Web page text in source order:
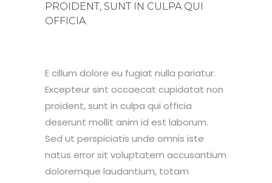
PROIDENT, SUNT IN CULPA QUI
OFFICIA.
E cillum dolore eu fugiat nulla pariatur.
Excepteur sint occaecat cupidatat non
proident, sunt in culpa qui officia
deserunt mollit anim id est laborum.
Sed ut perspiciatis unde omnis iste
natus error sit voluptatem accusantium
doloremque laudantium, totam